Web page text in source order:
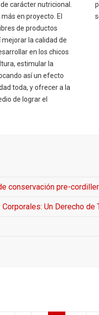
carácter nutricional.
en proyecto. El
de productos
la calidad de
en los chicos
estimular la
así un efecto
toda, y ofrecer a la
de lograr el
conservación pre-
Un Derecho de